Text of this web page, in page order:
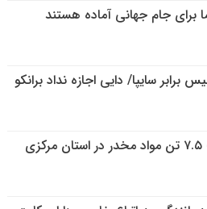
برای جام جهانی آماده هستند
سایپا/ دایی اجازه نداد برانکو
کشف و توقیف ۷.۵ تن مواد مخدر در استان مرکزی